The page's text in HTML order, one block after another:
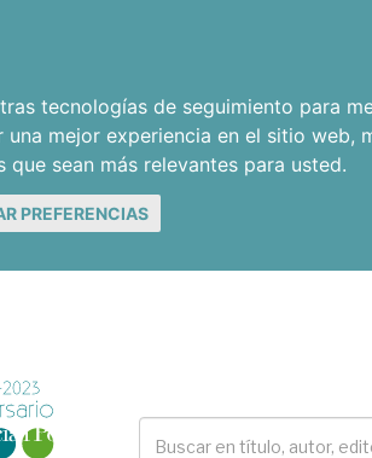
tecnologías de seguimiento para
una mejor experiencia en el sitio web,
que sean más relevantes para usted.
PREFERENCIAS